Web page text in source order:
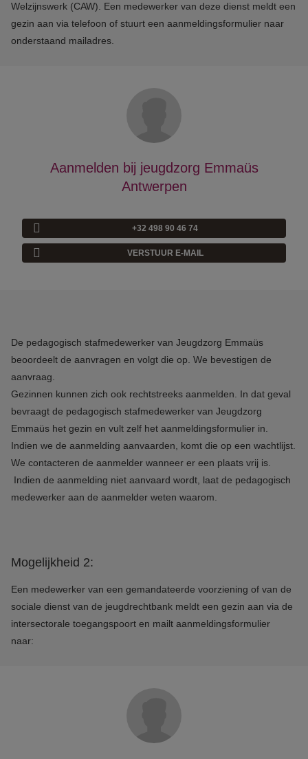
Welzijnswerk (CAW). Een medewerker van deze dienst meldt een
gezin aan via telefoon of stuurt een aanmeldingsformulier naar
onderstaand mailadres.
Aanmelden bij jeugdzorg Emmaüs
Antwerpen
+32 498 90 46 74
VERSTUUR E-MAIL
De pedagogisch stafmedewerker van Jeugdzorg Emmaüs
beoordeelt de aanvragen en volgt die op. We bevestigen de
aanvraag.
Gezinnen kunnen zich ook rechtstreeks aanmelden. In dat geval
bevraagt de pedagogisch stafmedewerker van Jeugdzorg
Emmaüs het gezin en vult zelf het aanmeldingsformulier in.
Indien we de aanmelding aanvaarden, komt die op een wachtlijst.
We contacteren de aanmelder wanneer er een plaats vrij is.
Indien de aanmelding niet aanvaard wordt, laat de pedagogisch
medewerker aan de aanmelder weten waarom.
Mogelijkheid 2:
Een medewerker van een gemandateerde voorziening of van de
sociale dienst van de jeugdrechtbank meldt een gezin aan via de
intersectorale toegangspoort en mailt aanmeldingsformulier
naar: